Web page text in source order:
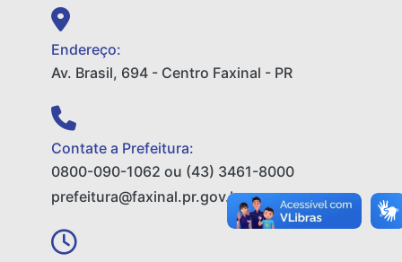
Endereço:
Av. Brasil, 694 - Centro Faxinal - PR
Contate a Prefeitura:
0800-090-1062 ou (43) 3461-8000
prefeitura@faxinal.pr.gov.br